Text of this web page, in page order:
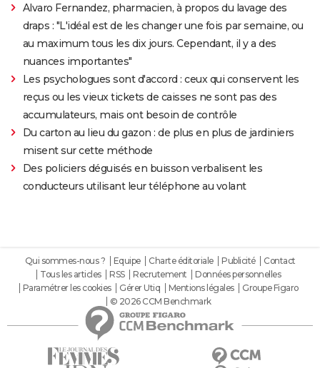
Alvaro Fernandez, pharmacien, à propos du lavage des
draps : "L'idéal est de les changer une fois par semaine, ou
au maximum tous les dix jours. Cependant, il y a des
nuances importantes"
Les psychologues sont d'accord : ceux qui conservent les
reçus ou les vieux tickets de caisses ne sont pas des
accumulateurs, mais ont besoin de contrôle
Du carton au lieu du gazon : de plus en plus de jardiniers
misent sur cette méthode
Des policiers déguisés en buisson verbalisent les
conducteurs utilisant leur téléphone au volant
Qui sommes-nous ? Equipe Charte éditoriale Publicité
Contact
Tous les articles
RSS Recrutement
Données personnelles
Paramétrer les cookies
Gérer Utiq Mentions légales
Groupe Figaro
© 2026 CCM Benchmark